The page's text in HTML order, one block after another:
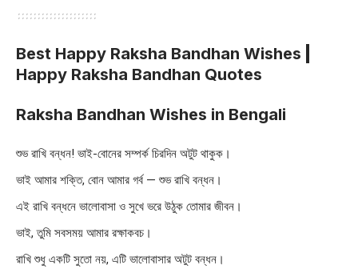
Best Happy Raksha Bandhan Wishes
Happy Raksha Bandhan Quotes
Raksha Bandhan Wishes in Bengali
শুভ রাখি বন্ধন! ভাই-বোনের সম্পর্ক চিরদিন অটুট থাকুক।
ভাই আমার শক্তি, বোন আমার গর্ব — শুভ রাখি বন্ধন।
এই রাখি বন্ধনে ভালোবাসা ও সুখে ভরে উঠুক তোমার জীবন।
ভাই, তুমি সবসময় আমার রক্ষাকবচ।
রাখি শুধু একটি সুতো নয়, এটি ভালোবাসার অটুট বন্ধন।